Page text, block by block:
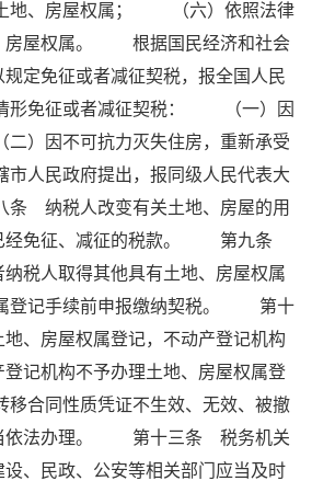
地、房屋权属； （六）依照法律
、房屋权属。 根据国民经济和社会
定免征或者减征契税，报全国人民
形免征或者减征契税： （一）因
）因不可抗力灭失住房，重新承受
人民政府提出，报同级人民代表大
纳税人改变有关土地、房屋的用
已经免征、减征的税款。 第九条
税人取得其他具有土地、房屋权属
登记手续前申报缴纳契税。 第十
、房屋权属登记，不动产登记机构
记机构不予办理土地、房屋权属登
合同性质凭证不生效、无效、被撤
当依法办理。 第十三条 税务机关
、民政、公安等相关部门应当及时